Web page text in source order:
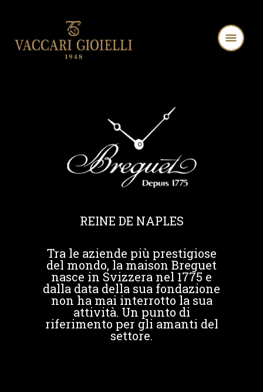
REINE DE NAPLES
Tra le aziende più prestigiose
del mondo, la maison Breguet
nasce in Svizzera nel 1775 e
dalla data della sua fondazione
non ha mai interrotto la sua
attività. Un punto di
riferimento per gli amanti del
settore.